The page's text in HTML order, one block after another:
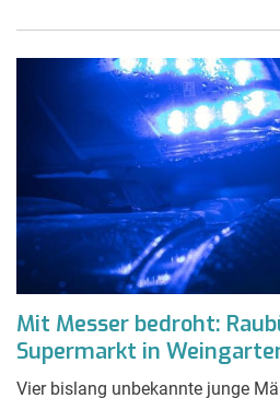
Mit Messer bedroht:
Supermarkt in
Vier bislang unbekannte junge